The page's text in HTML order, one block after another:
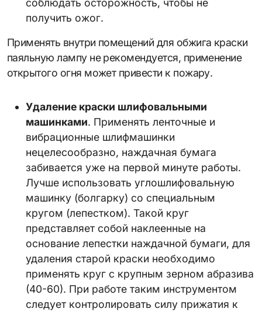
соблюдать осторожность, чтобы не
получить ожог.
Применять внутри помещений для обжига краски
паяльную лампу не рекомендуется, применение
открытого огня может привести к пожару.
Удаление краски шлифовальными
машинками. Применять ленточные и
вибрационные шлифмашинки
нецелесообразно, наждачная бумага
забивается уже на первой минуте работы.
Лучше использовать углошлифовальную
машинку (болгарку) со специальным
кругом (лепестком). Такой круг
представляет собой наклеенные на
основание лепестки наждачной бумаги, для
удаления старой краски необходимо
применять круг с крупным зерном абразива
(40-60). При работе таким инструментом
следует контролировать силу прижатия к